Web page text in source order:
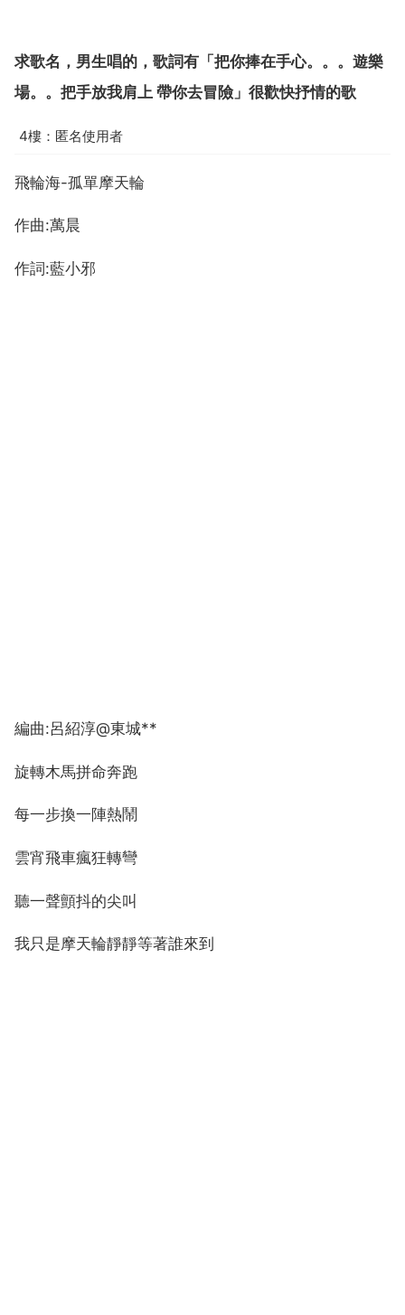
求歌名，男生唱的，歌詞有「把你捧在手心。。。遊樂
場。。把手放我肩上 帶你去冒險」很歡快抒情的歌
4樓：匿名使用者
飛輪海-孤單摩天輪
作曲:萬晨
作詞:藍小邪
編曲:呂紹淳@東城**
旋轉木馬拼命奔跑
每一步換一陣熱鬧
雲宵飛車瘋狂轉彎
聽一聲顫抖的尖叫
我只是摩天輪靜靜等著誰來到